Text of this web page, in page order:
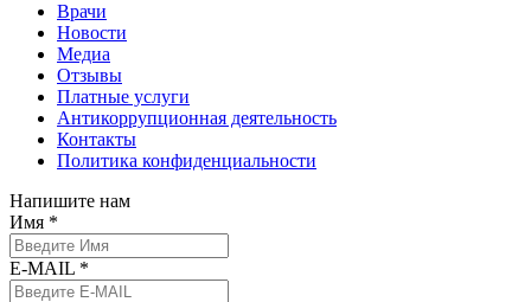
Врачи
Новости
Медиа
Отзывы
Платные услуги
Антикоррупционная деятельность
Контакты
Политика конфиденциальности
Напишите нам
Имя *
E-MAIL *